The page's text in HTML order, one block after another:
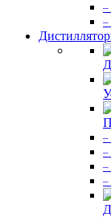
–
–
–
–
–
–